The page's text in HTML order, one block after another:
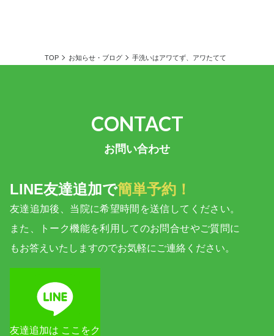
TOP お知らせ・ブログ 手洗いはアワてず、アワたてて
お問い合わせ
LINE友達追加で簡単予約！
友達追加後、当院に希望時間を送信してください。
また、トーク機能を利用してのお問合せやご質問に
もお答えいたしますのでお気軽にご連絡ください。
友達追加は ここをク